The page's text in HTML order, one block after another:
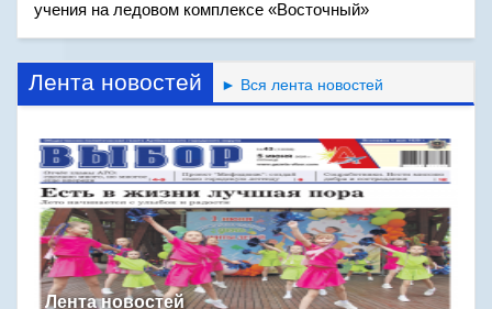
учения на ледовом комплексе «Восточный»
Лента новостей ► Вся лента новостей
Лента новостей